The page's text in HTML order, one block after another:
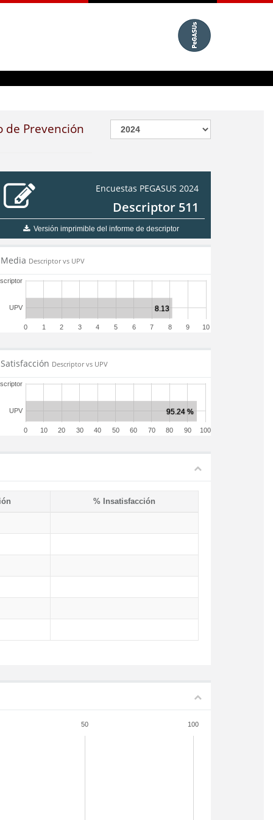
Prevención
Encuestas PEGASUS 2024
Descriptor 511
Versión imprimible del informe de descriptor
Media Descriptor vs UPV
0 1 2 3 4 5 6 7 8 9 10
UPV
Satisfacción Descriptor vs UPV
0 10 20 30 40 50 60 70 80 90 100
UPV
% Insatisfacción
50 100